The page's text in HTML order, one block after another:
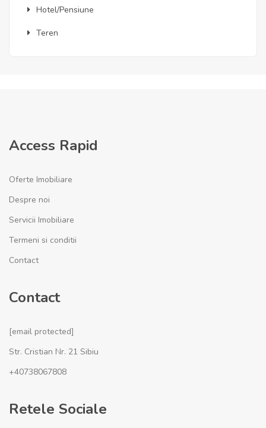
Hotel/Pensiune
Teren
Access Rapid
Oferte Imobiliare
Despre noi
Servicii Imobiliare
Termeni si conditii
Contact
Contact
[email protected]
Str. Cristian Nr. 21 Sibiu
+40738067808
Retele Sociale